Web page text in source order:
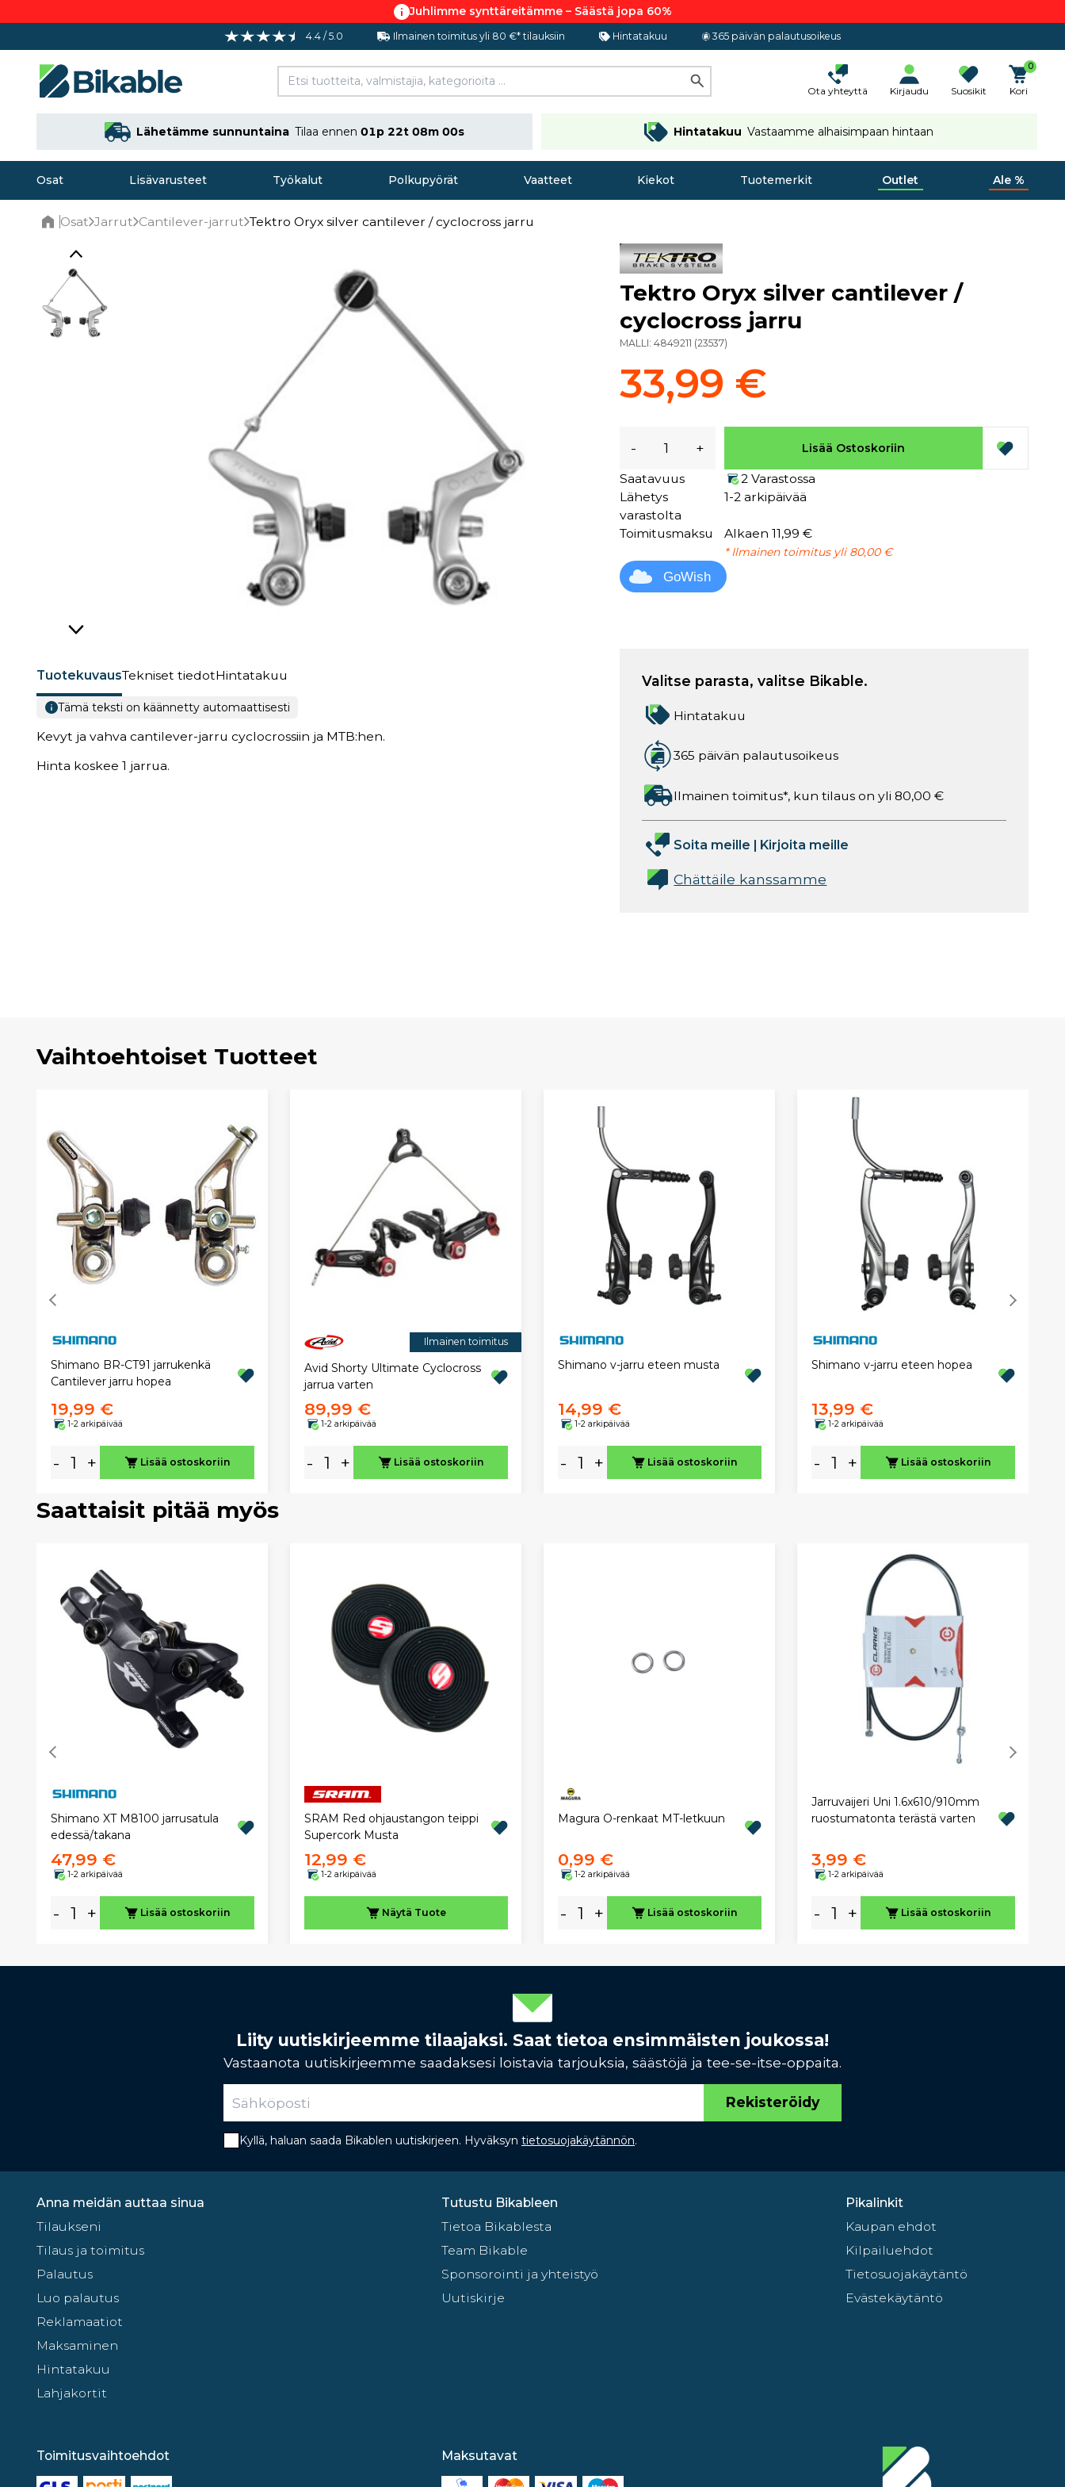
Juhlimme synttäreitämme – Säästä jopa 60%
4.4 / 5.0 Ilmainen toimitus yli 80 €* tilauksiin Hintatakuu 365 päivän palautusoikeus
Ota yhteyttä Kirjaudu Suosikit
0
Kori
Lähetämme sunnuntaina Tilaa ennen 01p 22t 07m 59s Hintatakuu Vastaamme alhaisimpaan hintaan
Osat Lisävarusteet Työkalut Polkupyörät Vaatteet Kiekot Tuotemerkit Outlet Ale %
Osat Jarrut Cantilever-jarrut Tektro Oryx silver cantilever / cyclocross jarru
TuotekuvausTekniset tiedotHintatakuu
Tämä teksti on käännetty automaattisesti
Kevyt ja vahva cantilever-jarru cyclocrossiin ja MTB:hen.
Hinta koskee 1 jarrua.
Tektro Oryx silver cantilever /
cyclocross jarru
MALLI:4849211 (23537)
33,99 €
- + Lisää Ostoskoriin
Saatavuus
2 Varastossa
Lähetys
varastolta
1-2 arkipäivää
Toimitusmaksu Alkaen 11,99 €
* Ilmainen toimitus yli 80,00 €
GoWish
Valitse parasta, valitse Bikable.
Hintatakuu
365 päivän palautusoikeus
Ilmainen toimitus*, kun tilaus on yli 80,00 €
Soita meille | Kirjoita meille
Chättäile kanssamme
Vaihtoehtoiset Tuotteet
Shimano BR-CT91 jarrukenkä
Cantilever jarru hopea
19,99 €
1-2 arkipäivää
- + Lisää ostoskoriin
Ilmainen toimitus
Avid Shorty Ultimate Cyclocross
jarrua varten
89,99 €
1-2 arkipäivää
- + Lisää ostoskoriin
Shimano v-jarru eteen musta
14,99 €
1-2 arkipäivää
- + Lisää ostoskoriin
Shimano v-jarru eteen hopea
13,99 €
1-2 arkipäivää
- + Lisää ostoskoriin
Saattaisit pitää myös
Shimano XT M8100 jarrusatula
edessä/takana
47,99 €
1-2 arkipäivää
- + Lisää ostoskoriin
SRAM Red ohjaustangon teippi
Supercork Musta
12,99 €
1-2 arkipäivää
Näytä Tuote
Magura O-renkaat MT-letkuun
0,99 €
1-2 arkipäivää
- + Lisää ostoskoriin
Jarruvaijeri Uni 1.6x610/910mm
ruostumatonta terästä varten
3,99 €
1-2 arkipäivää
- + Lisää ostoskoriin
Liity uutiskirjeemme tilaajaksi. Saat tietoa ensimmäisten joukossa!
Vastaanota uutiskirjeemme saadaksesi loistavia tarjouksia, säästöjä ja tee-se-itse-oppaita.
Rekisteröidy
Kyllä, haluan saada Bikablen uutiskirjeen. Hyväksyn tietosuojakäytännön.
Anna meidän auttaa sinua
Tilaukseni
Tilaus ja toimitus
Palautus
Luo palautus
Reklamaatiot
Maksaminen
Hintatakuu
Lahjakortit
Tutustu Bikableen
Tietoa Bikablesta
Team Bikable
Sponsorointi ja yhteistyö
Uutiskirje
Pikalinkit
Kaupan ehdot
Kilpailuehdot
Tietosuojakäytäntö
Evästekäytäntö
Toimitusvaihtoehdot Maksutavat